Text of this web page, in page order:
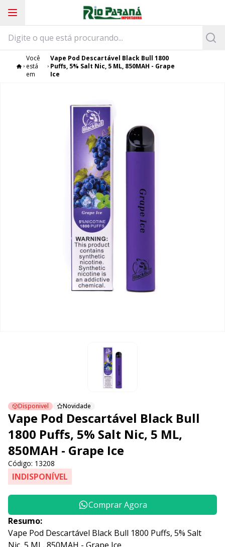
Você
está
em
Vape Pod Descartável Black Bull 1800
Puffs, 5% Salt Nic, 5 ML, 850MAH - Grape
Ice
Disponivel Novidade
Vape Pod Descartável Black Bull
1800 Puffs, 5% Salt Nic, 5 ML,
850MAH - Grape Ice
Código: 13208
INDISPONÍVEL
Comprar Agora
Resumo:
Vape Pod Descartável Black Bull 1800 Puffs, 5% Salt